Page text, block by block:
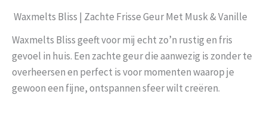
Waxmelts Bliss | Zachte Frisse Geur Met Musk & Vanille
Waxmelts Bliss geeft voor mij echt zo’n rustig en fris
gevoel in huis. Een zachte geur die aanwezig is zonder te
overheersen en perfect is voor momenten waarop je
gewoon een fijne, ontspannen sfeer wilt creëren.